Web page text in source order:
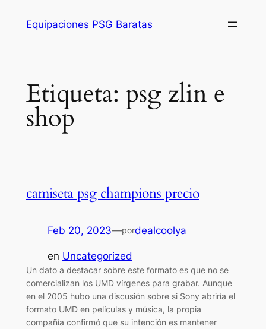
Equipaciones PSG Baratas
Etiqueta: psg zlin e
shop
camiseta psg champions precio
Feb 20, 2023—pordealcoolya
en Uncategorized
Un dato a destacar sobre este formato es que no se
comercializan los UMD vírgenes para grabar. Aunque
en el 2005 hubo una discusión sobre si Sony abriría el
formato UMD en películas y música, la propia
compañía confirmó que su intención es mantener